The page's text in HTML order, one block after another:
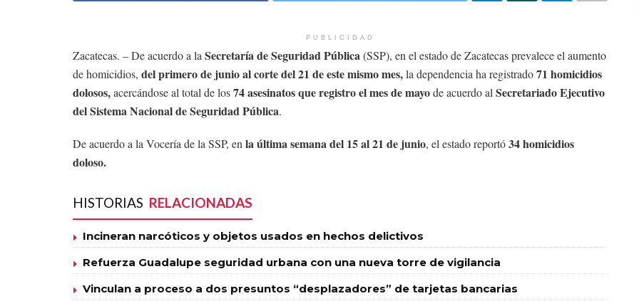
PUBLICIDAD
Zacatecas. – De acuerdo a la Secretaría de Seguridad Pública(SSP), en el estado de Zacatecas prevalece el aumento
de homicidios, del primero de junio al corte del 21 de este mismo mes,la dependencia ha registrado71 homicidios
dolosos,acercándose al total de los74 asesinatos que registro el mes de mayode acuerdo al Secretariado Ejecutivo
del Sistema Nacional de Seguridad Pública.
De acuerdo a la Vocería de la SSP, en la última semana del 15 al 21 de junio, el estado reportó34 homicidios
doloso.
HISTORIAS RELACIONADAS
Incineran narcóticos y objetos usados en hechos delictivos
Refuerza Guadalupe seguridad urbana con una nueva torre de vigilancia
Vinculan a proceso a dos presuntos “desplazadores” de tarjetas bancarias